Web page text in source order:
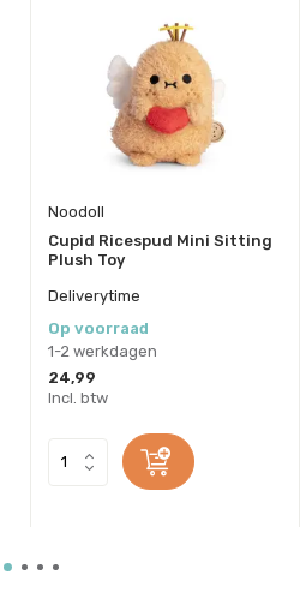
Noodoll
Cupid Ricespud Mini Sitting
Plush Toy
Deliverytime
Op voorraad
1-2 werkdagen
24,99
Incl. btw